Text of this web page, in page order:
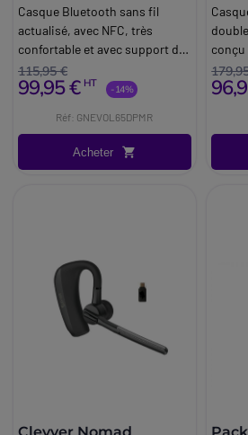
reconditionnée
Casque Bluetooth sans fil
actualisé, avec NFC, très
confortable et avec support de
charge, optimisé pour Skype
for Business.
115,95 €
99,95 € HT -14%
Réf: GNEVOL65DPMR
Acheter